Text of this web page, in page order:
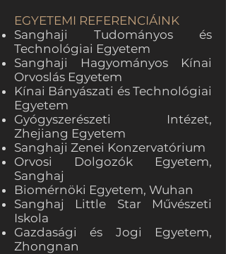
EGYETEMI REFERENCIÁINK
Sanghaji Tudományos és
Technológiai Egyetem
Sanghaji Hagyományos Kínai
Orvoslás Egyetem
Kínai Bányászati és Technológiai
Egyetem
Gyógyszerészeti Intézet,
Zhejiang Egyetem
Sanghaji Zenei Konzervatórium
Orvosi Dolgozók Egyetem,
Sanghaj
Biomérnöki Egyetem, Wuhan
Sanghaj Little Star Művészeti
Iskola
Gazdasági és Jogi Egyetem,
Zhongnan